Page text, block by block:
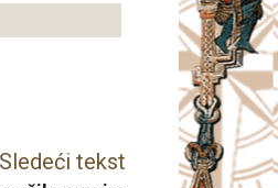
Sledeći tekst